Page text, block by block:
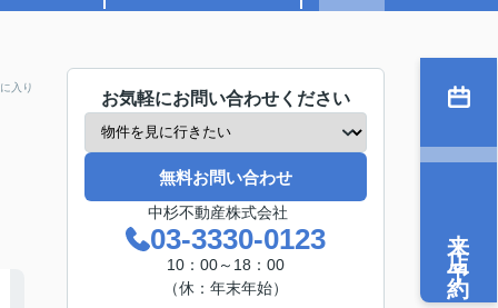
入り
お気軽にお問い合わせください
無料お問い合わせ
中杉不動産株式会社
03-3330-0123
10：00～18：00
（休：年末年始）
来店予約